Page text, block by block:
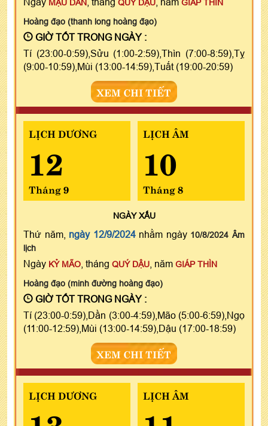
MẬU DẦN QUÝ DẬU
GIÁP THÌN
Hoàng đạo (thanh long hoàng đạo)
GIỜ TỐT TRONG NGÀY :
Tí (23:00-0:59),Sửu (1:00-2:59),Thìn (7:00-8:59),Tỵ
(9:00-10:59),Mùi (13:00-14:59),Tuất (19:00-20:59)
XEM CHI TIẾT
LỊCH DƯƠNG
12
Tháng 9
LỊCH ÂM
10
Tháng 8
NGÀYXẤU
Thứ năm, ngày 12/9/2024nhằm ngày 10/8/2024 Âm
lịch
Ngày KỶ MÃO , tháng QUÝ DẬU , năm GIÁP THÌN
Hoàng đạo (minh đường hoàng đạo)
GIỜ TỐT TRONG NGÀY :
Tí (23:00-0:59),Dần (3:00-4:59),Mão (5:00-6:59),Ngọ
(11:00-12:59),Mùi (13:00-14:59),Dậu (17:00-18:59)
XEM CHI TIẾT
LỊCH DƯƠNG LỊCH ÂM